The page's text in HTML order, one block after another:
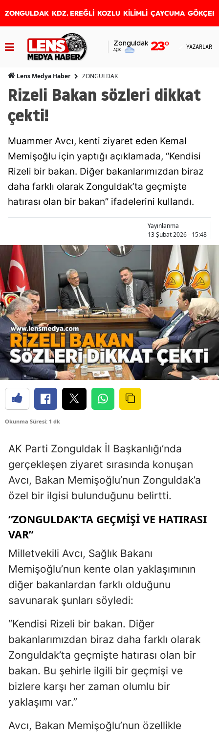
ZONGULDAK KDZ. EREĞLİ KOZLU KİLİMLİ ÇAYCUMA
Zonguldak
Açık 23° YAZARLAR
Lens Medya Haber ZONGULDAK
Rizeli Bakan sözleri dikkat
çekti!
Muammer Avcı, kenti ziyaret eden Kemal
Memişoğlu için yaptığı açıklamada, “Kendisi
Rizeli bir bakan. Diğer bakanlarımızdan biraz
daha farklı olarak Zonguldak’ta geçmişte
hatırası olan bir bakan” ifadelerini kullandı.
Yayınlanma
13 Şubat 2026 - 15:48
Okunma Süresi: 1 dk
AK Parti Zonguldak İl Başkanlığı’nda
gerçekleşen ziyaret sırasında konuşan
Avcı, Bakan Memişoğlu’nun Zonguldak’a
özel bir ilgisi bulunduğunu belirtti.
“ZONGULDAK’TA GEÇMIŞI VE HATIRASI
VAR”
Milletvekili Avcı, Sağlık Bakanı
Memişoğlu’nun kente olan yaklaşımının
diğer bakanlardan farklı olduğunu
savunarak şunları söyledi:
“Kendisi Rizeli bir bakan. Diğer
bakanlarımızdan biraz daha farklı olarak
Zonguldak’ta geçmişte hatırası olan bir
bakan. Bu şehirle ilgili bir geçmişi ve
bizlere karşı her zaman olumlu bir
yaklaşımı var.”
Avcı, Bakan Memişoğlu’nun özellikle